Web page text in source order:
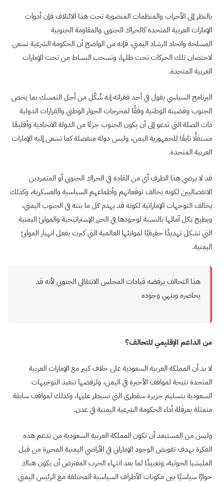
بالنظر إلى الأحزاب والمنظمات المنضوية تحت هذا الائتلاف فإن أدوات
الإمارات العربية المتحدة كالحراك الجنوبي والمقاومة الجنوبية
المسلحة واتحاد الرشاد اليمني، فإنه من الواضح أن الحكومة الشرعية تسعى
لاحتضان تلك الحركات تحت ظلها، وتسحب البساط من تحت الإمارات
العربية المتحدة.
البرنامج السياسي يقول في أحد فقراته إنه شُكّل من أجل التمسك بما يخص
الجنوب وقضيته الوطنية وفقًا لمخرجات الحوار الوطني والقرارات الدولية
ذات الصلة التي تدعو إلى أن يكون الجنوب جزءًا من الدولة الاتحادية وأقليمًا
مستقلًا تابعًا للجمهورية اليمن، وليس دولة منفصلة كما تسعى إليه الإمارات
العربية المتحدة.
قد لا يرضي هذا الطرف أي من القادة في الحراك الجنوبي أو المتمردين
الانفصاليين لكونه يخالف توقعاتهم وأطماعهم السياسية والعسكرية، وكذلك
يخالف التوجهات الإماراتية لكونه قد يهدم كل ما بنته في الجنوب اليمني،
ويطيح بكل آمالها بالنسبة لوجودها في الجزر الإستراتيجية والموانئ اليمنية
التي تشكل تهديدًا حقيقيًا لموانئها العالمية التي كبرت بفعل انهيار الموانئ
اليمنية.
هذا التحالف يرفضه قيادات المجلس الانتقالي الجنوبي لأنه قد
يحاصره وينهي وجوده
من الداعم الإقليمي للتحالف؟
لا بد أن المملكة العربية السعودية على خلاف كبير مع الإمارات العربية
المتحدة نتيجة لمواقف الأخيرة في اليمن، ولرفضها تنفيذ التوجيهات
السعودية بتسليم جزيرة سقطرى التي تسيطر عليها، وكذلك لمواقف سابقة
متمثلة بعرقلة أداء الحكومة الشرعية اليمنية في عدن.
وليس من المستبعد أن تكون المملكة العربية السعودية من تدعم هذه
الفكرة بهدف تقويض الوجود الإماراتي في الأراضي اليمنية المحررة من قبل
المليشيا الحوثية، وتعبيدًا لما بعد انتهاء الحرب المفترض أن يكون هناك
حوارًا سياسيًا بين مكونات الأطراف السياسية المختلفة مع الرئيس اليمني